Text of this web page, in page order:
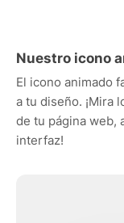
Nuestro icono
El icono animado
a tu diseño. ¡Mira
de tu página web,
interfaz!